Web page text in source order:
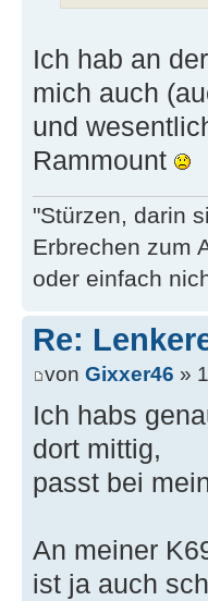
Ich hab an
mich auch
und
Rammount
"Stürzen, darin
Erbrechen zum
oder einfach
Re:
von Gixxer46 »
Ich habs
dort mittig,
passt bei
An meiner
ist ja auch